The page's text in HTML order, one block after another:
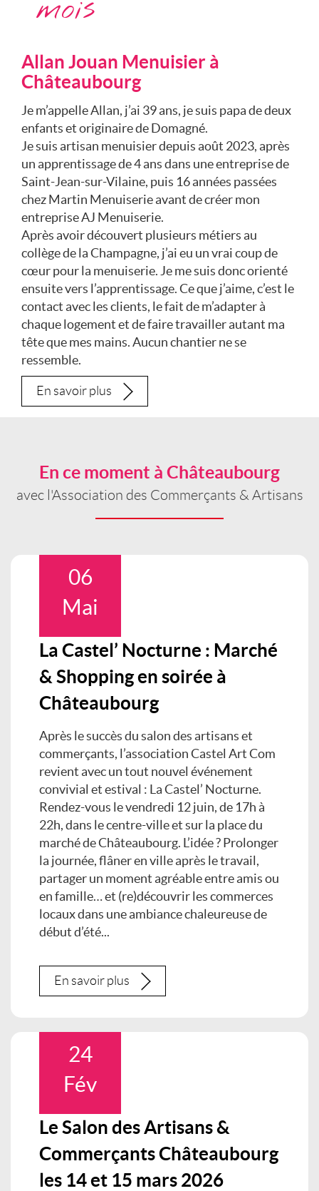
mois
Allan Jouan Menuisier à
Châteaubourg
Je m’appelle Allan, j’ai 39 ans, je suis papa de deux
enfants et originaire de Domagné.
Je suis artisan menuisier depuis août 2023, après
un apprentissage de 4 ans dans une entreprise de
Saint-Jean-sur-Vilaine, puis 16 années passées
chez Martin Menuiserie avant de créer mon
entreprise AJ Menuiserie.
Après avoir découvert plusieurs métiers au
collège de la Champagne, j’ai eu un vrai coup de
cœur pour la menuiserie. Je me suis donc orienté
ensuite vers l’apprentissage. Ce que j’aime, c’est le
contact avec les clients, le fait de m’adapter à
chaque logement et de faire travailler autant ma
tête que mes mains. Aucun chantier ne se
ressemble.
En savoir plus
En ce moment à Châteaubourg
avec l'Association des Commerçants & Artisans
06
Mai
La Castel’ Nocturne : Marché
& Shopping en soirée à
Châteaubourg
Après le succès du salon des artisans et
commerçants, l’association Castel Art Com
revient avec un tout nouvel événement
convivial et estival : La Castel’ Nocturne.
Rendez-vous le vendredi 12 juin, de 17h à
22h, dans le centre-ville et sur la place du
marché de Châteaubourg. L’idée ? Prolonger
la journée, flâner en ville après le travail,
partager un moment agréable entre amis ou
en famille… et (re)découvrir les commerces
locaux dans une ambiance chaleureuse de
début d’été...
En savoir plus
24
Fév
Le Salon des Artisans &
Commerçants Châteaubourg
les 14 et 15 mars 2026